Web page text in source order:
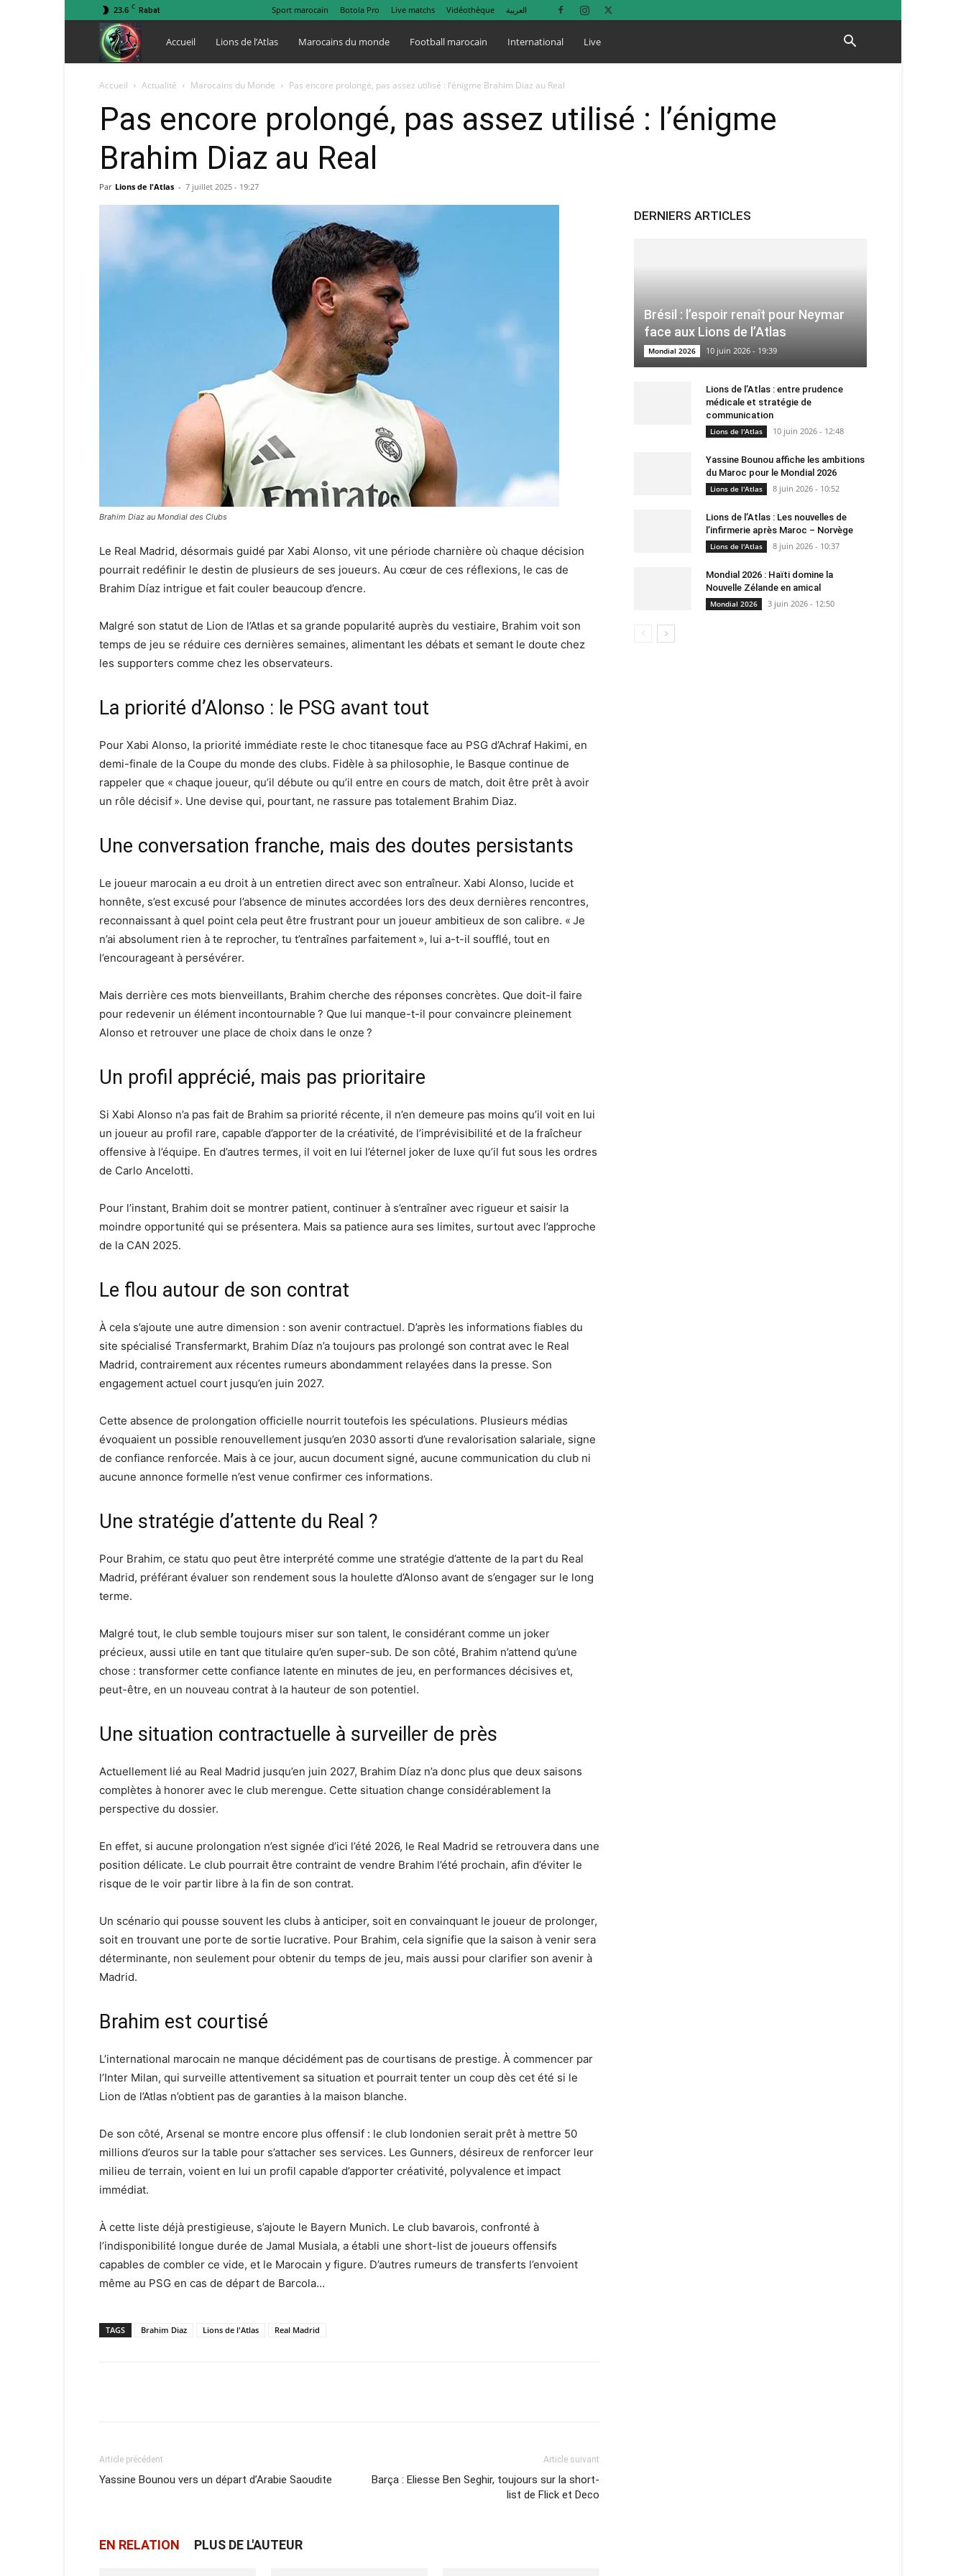
23.6 C Rabat Sport marocain Botola Pro Live matchs Vidéothèque العربية
Lions
de
Atlas
Accueil Lions de l’Atlas Marocains du monde Football marocain International Live
Accueil Actualité Marocains du Monde Pas encore prolongé, pas assez utilisé : l’énigme Brahim Diaz au Real
Pas encore prolongé, pas assez utilisé : l’énigme
Brahim Diaz au Real
Par Lions de l'Atlas - 7 juillet 2025 - 19:27
Brahim Diaz au Mondial des Clubs
Le Real Madrid, désormais guidé par Xabi Alonso, vit une période charnière où chaque décision
pourrait redéfinir le destin de plusieurs de ses joueurs. Au cœur de ces réflexions, le cas de
Brahim Díaz intrigue et fait couler beaucoup d’encre.
Malgré son statut de Lion de l’Atlas et sa grande popularité auprès du vestiaire, Brahim voit son
temps de jeu se réduire ces dernières semaines, alimentant les débats et semant le doute chez
les supporters comme chez les observateurs.
La priorité d’Alonso : le PSG avant tout
Pour Xabi Alonso, la priorité immédiate reste le choc titanesque face au PSG d’Achraf Hakimi, en
demi-finale de la Coupe du monde des clubs. Fidèle à sa philosophie, le Basque continue de
rappeler que « chaque joueur, qu’il débute ou qu’il entre en cours de match, doit être prêt à avoir
un rôle décisif ». Une devise qui, pourtant, ne rassure pas totalement Brahim Diaz.
Une conversation franche, mais des doutes persistants
Le joueur marocain a eu droit à un entretien direct avec son entraîneur. Xabi Alonso, lucide et
honnête, s’est excusé pour l’absence de minutes accordées lors des deux dernières rencontres,
reconnaissant à quel point cela peut être frustrant pour un joueur ambitieux de son calibre. « Je
n’ai absolument rien à te reprocher, tu t’entraînes parfaitement », lui a-t-il soufflé, tout en
l’encourageant à persévérer.
Mais derrière ces mots bienveillants, Brahim cherche des réponses concrètes. Que doit-il faire
pour redevenir un élément incontournable ? Que lui manque-t-il pour convaincre pleinement
Alonso et retrouver une place de choix dans le onze ?
Un profil apprécié, mais pas prioritaire
Si Xabi Alonso n’a pas fait de Brahim sa priorité récente, il n’en demeure pas moins qu’il voit en lui
un joueur au profil rare, capable d’apporter de la créativité, de l’imprévisibilité et de la fraîcheur
offensive à l’équipe. En d’autres termes, il voit en lui l’éternel joker de luxe qu’il fut sous les ordres
de Carlo Ancelotti.
Pour l’instant, Brahim doit se montrer patient, continuer à s’entraîner avec rigueur et saisir la
moindre opportunité qui se présentera. Mais sa patience aura ses limites, surtout avec l’approche
de la CAN 2025.
Le flou autour de son contrat
À cela s’ajoute une autre dimension : son avenir contractuel. D’après les informations fiables du
site spécialisé Transfermarkt, Brahim Díaz n’a toujours pas prolongé son contrat avec le Real
Madrid, contrairement aux récentes rumeurs abondamment relayées dans la presse. Son
engagement actuel court jusqu’en juin 2027.
Cette absence de prolongation officielle nourrit toutefois les spéculations. Plusieurs médias
évoquaient un possible renouvellement jusqu’en 2030 assorti d’une revalorisation salariale, signe
de confiance renforcée. Mais à ce jour, aucun document signé, aucune communication du club ni
aucune annonce formelle n’est venue confirmer ces informations.
Une stratégie d’attente du Real ?
Pour Brahim, ce statu quo peut être interprété comme une stratégie d’attente de la part du Real
Madrid, préférant évaluer son rendement sous la houlette d’Alonso avant de s’engager sur le long
terme.
Malgré tout, le club semble toujours miser sur son talent, le considérant comme un joker
précieux, aussi utile en tant que titulaire qu’en super-sub. De son côté, Brahim n’attend qu’une
chose : transformer cette confiance latente en minutes de jeu, en performances décisives et,
peut-être, en un nouveau contrat à la hauteur de son potentiel.
Une situation contractuelle à surveiller de près
Actuellement lié au Real Madrid jusqu’en juin 2027, Brahim Díaz n’a donc plus que deux saisons
complètes à honorer avec le club merengue. Cette situation change considérablement la
perspective du dossier.
En effet, si aucune prolongation n’est signée d’ici l’été 2026, le Real Madrid se retrouvera dans une
position délicate. Le club pourrait être contraint de vendre Brahim l’été prochain, afin d’éviter le
risque de le voir partir libre à la fin de son contrat.
Un scénario qui pousse souvent les clubs à anticiper, soit en convainquant le joueur de prolonger,
soit en trouvant une porte de sortie lucrative. Pour Brahim, cela signifie que la saison à venir sera
déterminante, non seulement pour obtenir du temps de jeu, mais aussi pour clarifier son avenir à
Madrid.
Brahim est courtisé
L’international marocain ne manque décidément pas de courtisans de prestige. À commencer par
l’Inter Milan, qui surveille attentivement sa situation et pourrait tenter un coup dès cet été si le
Lion de l’Atlas n’obtient pas de garanties à la maison blanche.
De son côté, Arsenal se montre encore plus offensif : le club londonien serait prêt à mettre 50
millions d’euros sur la table pour s’attacher ses services. Les Gunners, désireux de renforcer leur
milieu de terrain, voient en lui un profil capable d’apporter créativité, polyvalence et impact
immédiat.
À cette liste déjà prestigieuse, s’ajoute le Bayern Munich. Le club bavarois, confronté à
l’indisponibilité longue durée de Jamal Musiala, a établi une short-list de joueurs offensifs
capables de combler ce vide, et le Marocain y figure. D’autres rumeurs de transferts l’envoient
même au PSG en cas de départ de Barcola…
TAGS Brahim Diaz Lions de l'Atlas Real Madrid
Article précédent
Yassine Bounou vers un départ d’Arabie Saoudite
Article suivant
Barça : Eliesse Ben Seghir, toujours sur la short-
list de Flick et Deco
EN RELATION PLUS DE L'AUTEUR
DERNIERS ARTICLES
Brésil : l’espoir renaît pour Neymar
face aux Lions de l’Atlas
Mondial 2026 10 juin 2026 - 19:39
Lions de l’Atlas : entre prudence
médicale et stratégie de
communication
Lions de l'Atlas 10 juin 2026 - 12:48
Yassine Bounou affiche les ambitions
du Maroc pour le Mondial 2026
Lions de l'Atlas 8 juin 2026 - 10:52
Lions de l’Atlas : Les nouvelles de
l’infirmerie après Maroc – Norvège
Lions de l'Atlas 8 juin 2026 - 10:37
Mondial 2026 : Haïti domine la
Nouvelle Zélande en amical
Mondial 2026 3 juin 2026 - 12:50